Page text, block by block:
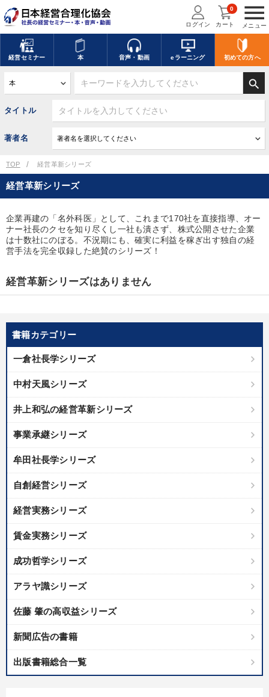
menu
メニュー
ログイン カート
0
経営セミナー 本 音声・動画 eラーニング 初めての方へ
search
タイトル
著者名
TOP 経営革新シリーズ
書籍カテゴリー
一倉社長学シリーズ
中村天風シリーズ
井上和弘の経営革新シリーズ
事業承継シリーズ
牟田社長学シリーズ
自創経営シリーズ
経営実務シリーズ
賃金実務シリーズ
成功哲学シリーズ
アラヤ識シリーズ
佐藤 肇の高収益シリーズ
新聞広告の書籍
出版書籍総合一覧
経営革新シリーズ
企業再建の「名外科医」として、これまで170社を直接指導、オー
ナー社長のクセを知り尽くし一社も潰さず、株式公開させた企業
は十数社にのぼる。不況期にも、確実に利益を稼ぎ出す独自の経
営手法を完全収録した絶賛のシリーズ！
経営革新シリーズはありません